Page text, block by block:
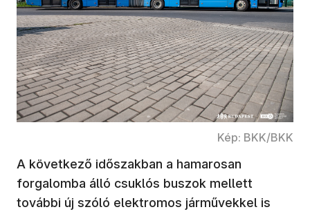
Kép: BKK/BKK
A következő időszakban a hamarosan
forgalomba álló csuklós buszok mellett
további új szóló elektromos járművekkel is